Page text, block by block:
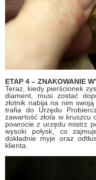
ETAP 4 – ZNAKOWANIE
Teraz, kiedy pierścionek
diament, musi zostać
złotnik nabija na nim
trafia do Urzędu
zawartość złota w kruszcu
powrocie z urzędu mistrz
wysoki połysk, co
dokładnie myje oraz
klienta.